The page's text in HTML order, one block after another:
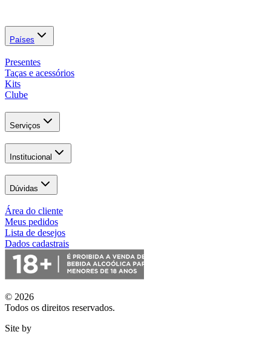
Países
Presentes
Taças e acessórios
Kits
Clube
Serviços
Institucional
Dúvidas
Área do cliente
Meus pedidos
Lista de desejos
Dados cadastrais
© 2026
Todos os direitos reservados.
Site by